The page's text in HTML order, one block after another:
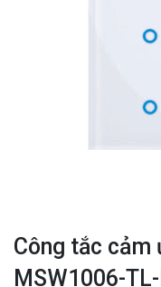
Công tắc cảm
MSW1006-